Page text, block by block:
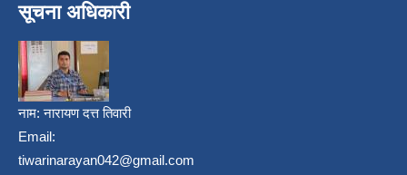
सूचना अधिकारी
नाम:नारायण दत्त तिवारी
Email:
tiwarinarayan042@gmail.com